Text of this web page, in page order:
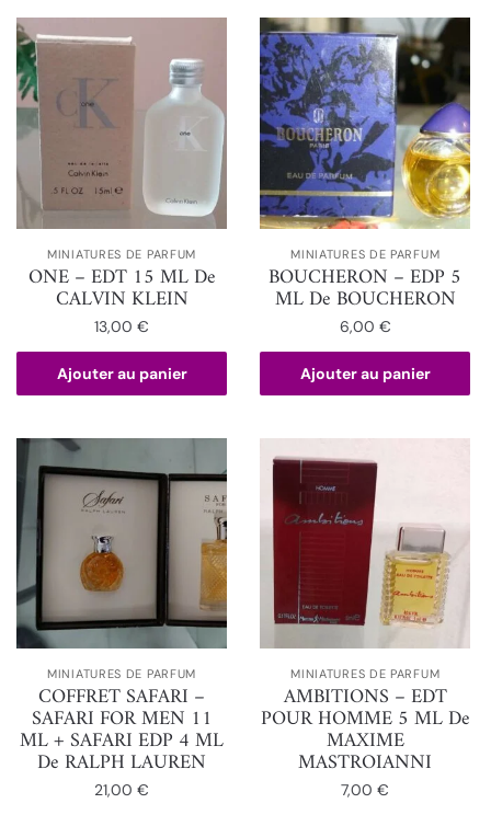
MINIATURES DE PARFUM
ONE – EDT 15 ML De
CALVIN KLEIN
13,00€
Ajouter au panier
MINIATURES DE PARFUM
BOUCHERON – EDP 5
ML De BOUCHERON
6,00 €
Ajouter au panier
MINIATURES DE PARFUM
COFFRET SAFARI –
SAFARI FOR MEN 11
ML + SAFARI EDP 4 ML
De RALPH LAUREN
21,00€
MINIATURES DE PARFUM
AMBITIONS – EDT
POUR HOMME 5 ML De
MAXIME
MASTROIANNI
7,00€